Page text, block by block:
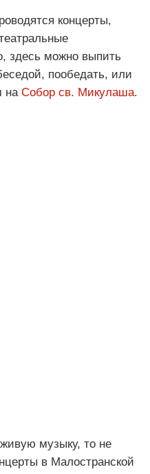
концерты,
здесь можно выпить
пообедать, или
на Собор св. Микулаша.
музыку, то не
в Малостранской